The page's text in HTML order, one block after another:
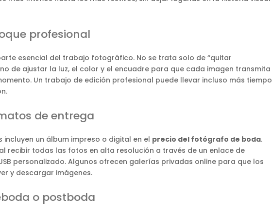
profesional
esencial del trabajo fotográfico. No se trata solo de “quitar
de ajustar la luz, el color y el encuadre para que cada imagen transmita
Un trabajo de edición profesional puede llevar incluso más tiempo
de entrega
un álbum impreso o digital en el precio del fotógrafo de boda.
recibir todas las fotos en alta resolución a través de un enlace de
personalizado. Algunos ofrecen galerías privadas online para que los
y descargar imágenes.
o postboda